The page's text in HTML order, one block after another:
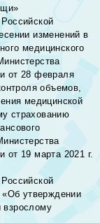
изменений в
медицинского
от 28 февраля
объемов,
медицинской
страхованию
от 19 марта 2021 г.
утверждении
взрослому